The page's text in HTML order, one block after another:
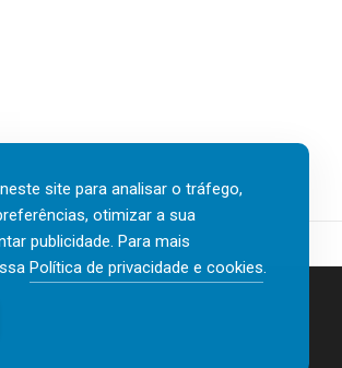
site para analisar o tráfego,
otimizar a sua
publicidade. Para mais
Política de privacidade e cookies.